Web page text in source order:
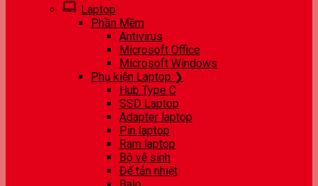
Laptop
Phần Mềm
Antivirus
Microsoft Office
Microsoft Windows
Phụ kiện Laptop ❯
Hub Type C
SSD Laptop
Adapter laptop
Pin laptop
Ram laptop
Bộ vệ sinh
Đế tản nhiệt